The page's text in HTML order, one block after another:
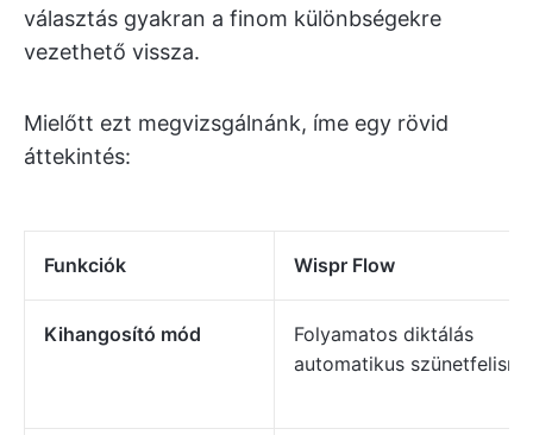
választás gyakran a finom különbségekre
vezethető vissza.
Mielőtt ezt megvizsgálnánk, íme egy rövid
áttekintés:
Funkciók Wispr Flow
Kihangosító mód
Folyamatos diktálás
automatikus